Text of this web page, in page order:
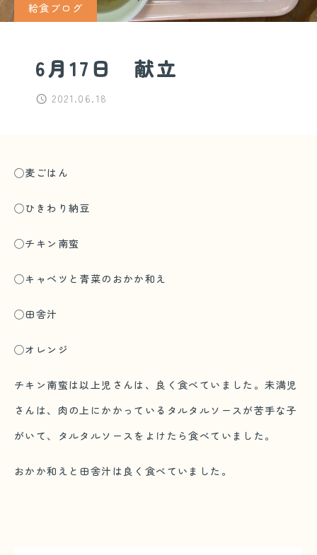
給食ブログ
6月17日 献立
2021.06.18
◯麦ごはん
◯ひきわり納豆
◯チキン南蛮
◯キャベツと青菜のおかか和え
◯田舎汁
◯オレンジ
チキン南蛮は以上児さんは、良く食べていました。未満児
さんは、肉の上にかかっているタルタルソースが苦手な子
がいて、タルタルソースをよけたら食べていました。
おかか和えと田舎汁は良く食べていました。